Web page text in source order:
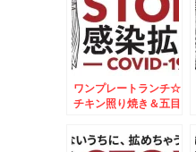
ワンプレートランチ☆
チキン照り焼き＆五目
ート☆